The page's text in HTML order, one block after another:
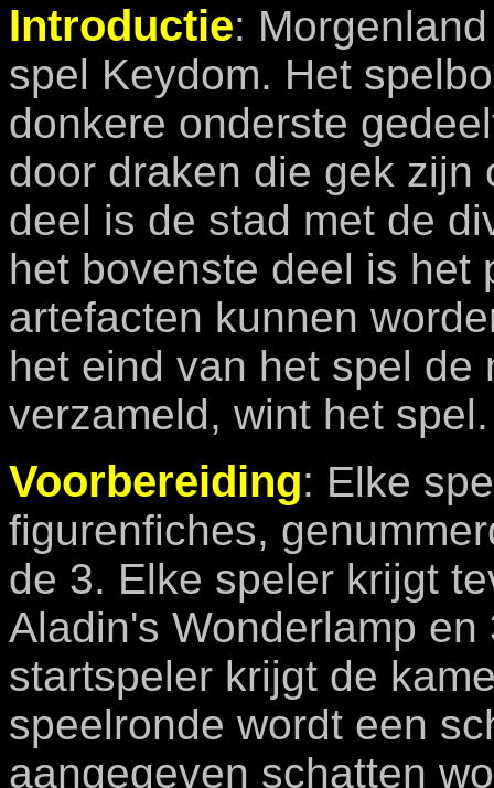
Introductie:
spel Keydom. Het
donkere onderste
door draken die gek zijn
deel is de stad met de
het bovenste deel is het
artefacten kunnen
het eind van het spel de
verzameld, wint het spel.
Voorbereiding: Elke
figurenfiches,
de 3. Elke speler krijgt
Aladin's Wonderlamp
startspeler krijgt de
speelronde wordt een
aangegeven schatten